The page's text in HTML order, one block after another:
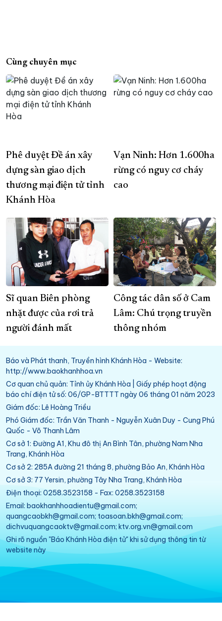
Cùng chuyên mục
Phê duyệt Đề án xây
dựng sàn giao dịch
thương mại điện tử tỉnh
Khánh Hòa
Vạn Ninh: Hơn 1.600ha
rừng có nguy cơ cháy
cao
Sĩ quan Biên phòng
nhặt được của rơi trả
người đánh mất
Công tác dân số ở Cam
Lâm: Chú trọng truyền
thông nhóm
Báo và Phát thanh, Truyền hình Khánh Hòa - Website:
http://www.baokhanhhoa.vn
Cơ quan chủ quản: Tỉnh ủy Khánh Hòa | Giấy phép hoạt động
báo chí điện tử số: 06/GP-BTTTT ngày 06 tháng 01 năm 2023
Giám đốc: Lê Hoàng Triều
Phó Giám đốc: Trần Văn Thanh - Nguyễn Xuân Duy - Cung Phú
Quốc - Võ Thanh Lâm
Cơ sở 1: Đường A1, Khu đô thị An Bình Tân, phường Nam Nha
Trang, Khánh Hòa
Cơ sở 2: 285A đường 21 tháng 8, phường Bảo An, Khánh Hòa
Cơ sở 3: 77 Yersin, phường Tây Nha Trang, Khánh Hòa
Điện thoại: 0258.3523158 - Fax: 0258.3523158
Email: baokhanhhoadientu@gmail.com;
quangcaobkh@gmail.com; toasoan.bkh@gmail.com;
dichvuquangcaoktv@gmail.com; ktv.org.vn@gmail.com
Ghi rõ nguồn "Báo Khánh Hòa điện tử" khi sử dụng thông tin từ
website này